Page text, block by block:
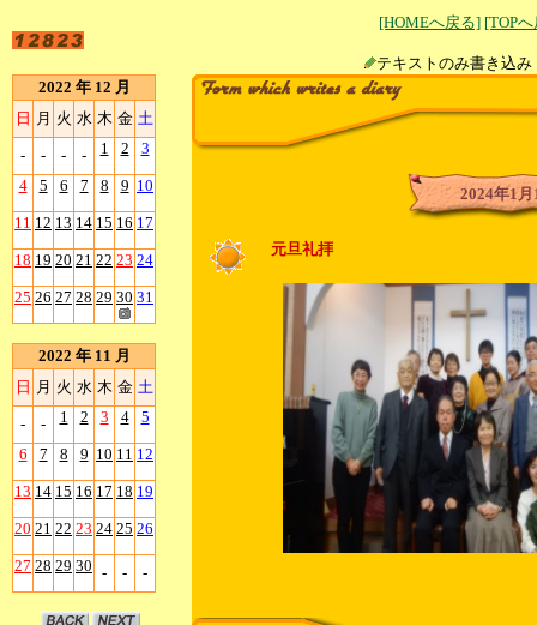
[HOMEへ戻る] [TOP
テキストのみ書
2022 年 12 月
日 月 火 水 木 金 土
- - - - 1 2 3
4 5 6 7 8 9 10
11 12 13 14 15 16 17
18 19 20 21 22 23 24
25 26 27 28 29 30 31
2022 年 11 月
日 月 火 水 木 金 土
- - 1 2 3 4 5
6 7 8 9 10 11 12
13 14 15 16 17 18 19
20 21 22 23 24 25 26
27 28 29 30 - - -
2024年1月
元旦礼拝